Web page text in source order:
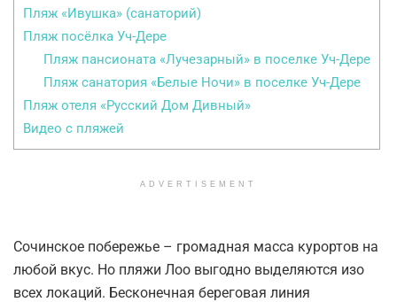
Пляж «Ивушка» (санаторий)
Пляж посёлка Уч-Дере
Пляж пансионата «Лучезарный» в поселке Уч-Дере
Пляж санатория «Белые Ночи» в поселке Уч-Дере
Пляж отеля «Русский Дом Дивный»
Видео с пляжей
ADVERTISEMENT
Сочинское побережье – громадная масса курортов на
любой вкус. Но пляжи Лоо выгодно выделяются изо
всех локаций. Бесконечная береговая линия